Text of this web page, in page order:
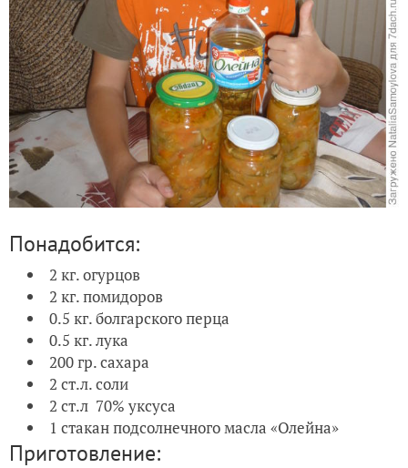
Понадобится:
2 кг. огурцов
2 кг. помидоров
0.5 кг. болгарского перца
0.5 кг. лука
200 гр. сахара
2 ст.л. соли
2 ст.л 70% уксуса
1 стакан подсолнечного масла «Олейна»
Приготовление: